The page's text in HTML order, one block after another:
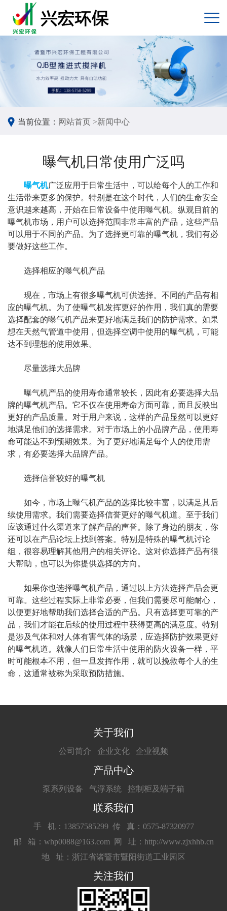
当前位置： 网站首页 >新闻中心
曝气机日常使用广泛吗
曝气机广泛应用于日常生活中，可以给每个人的工作和
生活带来更多的保护。特别是在这个时代，人们的生命安全
意识越来越高，开始在日常设备中使用曝气机。纵观目前的
曝气机市场，用户可以选择范围非常丰富的产品，这些产品
可以用于不同的产品。为了选择更可靠的曝气机，我们有必
要做好这些工作。
选择相应的曝气机产品
现在，市场上有很多曝气机可供选择。不同的产品有相
应的曝气机。为了使曝气机发挥更好的作用，我们真的需要
选择配套的曝气机产品来更好地满足我们的防护需求。如果
想在天然气管道中使用，但选择空调中使用的曝气机，可能
达不到理想的使用效果。
尽量选择大品牌
曝气机产品的使用寿命通常较长，因此有必要选择大品
牌的曝气机产品。它不仅在使用寿命方面可靠，而且反映出
更好的产品质量。对于用户来说，这样的产品显然可以更好
地满足他们的选择需求。对于市场上的小品牌产品，使用寿
命可能达不到预期效果。为了更好地满足每个人的使用需
求，有必要选择大品牌产品。
选择信誉较好的曝气机
如今，市场上曝气机产品的选择比较丰富，以满足其后
续使用需求。我们需要选择信誉更好的曝气机道。至于我们
应该通过什么渠道来了解产品的声誉。除了身边的朋友，你
还可以在产品论坛上找到答案。特别是特殊的曝气机讨论
组，很容易理解其他用户的相关评论。这对你选择产品有很
大帮助，也可以为你提供选择的方向。
如果你也选择曝气机产品，通过以上方法选择产品会更
可靠。这些过程实际上非常必要，但我们需要尽可能耐心，
以便更好地帮助我们选择合适的产品。只有选择更可靠的产
品，我们才能在后续的使用过程中获得更高的满意度。特别
是涉及气体和对人体有害气体的场景，应选择防护效果更好
的曝气机道。就像人们日常生活中使用的防火设备一样，平
时可能根本不用，但一旦发挥作用，就可以挽救每个人的生
命，这通常被称为采取预防措施。
关于我们
公司简介 企业文化 企业视频
产品中心
泵系列设备 气浮系统 控制柜及端子箱
联系我们
手 机：13857585299 传 真：0575-87320977
邮 箱：whp0088@163.com
网 址：http://www.zjxhhb.cn
地 址：浙江省诸暨市暨阳街道工业园区
关注我们